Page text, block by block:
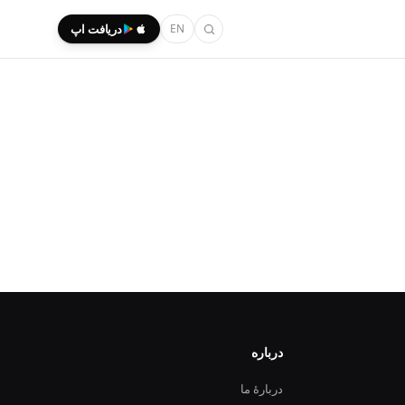
EN دریافت اپ
درباره
دربارهٔ ما